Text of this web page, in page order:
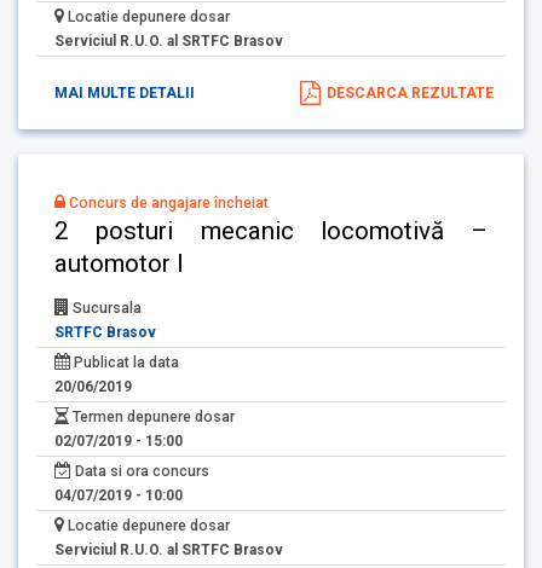
Locatie depunere dosar
Serviciul R.U.O. al SRTFC Brasov
MAI MULTE DETALII DESCARCA REZULTATE
Concurs de angajare încheiat
2 posturi mecanic locomotivă –
automotor I
Sucursala
SRTFC Brasov
Publicat la data
20/06/2019
Termen depunere dosar
02/07/2019 - 15:00
Data si ora concurs
04/07/2019 - 10:00
Locatie depunere dosar
Serviciul R.U.O. al SRTFC Brasov